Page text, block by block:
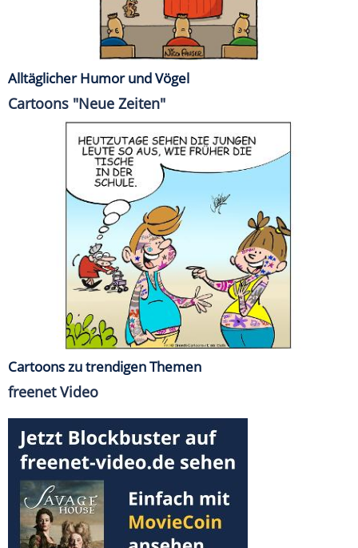
Alltäglicher Humor und Vögel
Cartoons "Neue Zeiten"
Cartoons zu trendigen Themen
freenet Video